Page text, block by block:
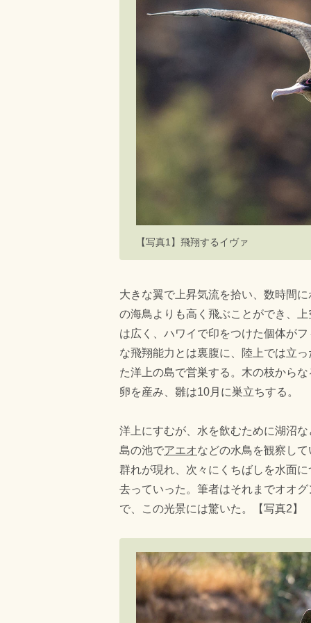
【写真1】飛翔するイヴァ
大きな翼で上昇気流を拾い、数時間
の海鳥よりも高く飛ぶことができ、
は広く、ハワイで印をつけた個体が
な飛翔能力とは裏腹に、陸上では立
た洋上の島で営巣する。木の枝から
卵を産み、雛は10月に巣立ちする。
洋上にすむが、水を飲むために湖沼
島の池でアエオなどの水鳥を観察し
群れが現れ、次々にくちばしを水面
去っていった。筆者はそれまでオオ
で、この光景には驚いた。【写真2】